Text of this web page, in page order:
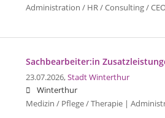
Administration / HR / Consulting /
Sachbearbeiter:in
23.07.2026,Stadt Winterthur
Winterthur
Medizin / Pflege / Therapie |